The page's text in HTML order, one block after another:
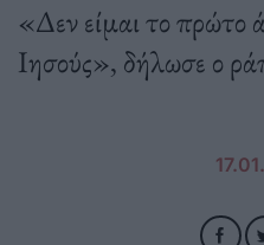
«Δεν είμαι το πρώτο
Ιησούς», δήλωσε ο